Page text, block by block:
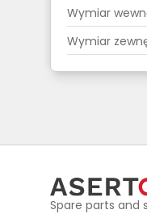
Wymiar
Wymiar
Spare parts and